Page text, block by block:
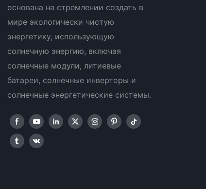
основана на стремлении создать в
мире экологически чистую
энергетику, использующую
солнечную энергию, включая
солнечные модули, литиевые
батареи, солнечные инверторы и
солнечные энергетические системы.